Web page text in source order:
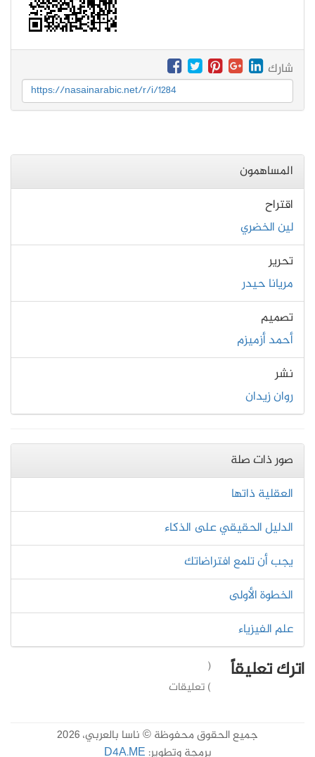
شارك
https://nasainarabic.net/r/i/1284
المساهمون
اقتراح
لين الخضري
تحرير
مريانا حيدر
تصميم
أحمد أزميزم
نشر
روان زيدان
صور ذات صلة
العقلية ذاتها
الدليل الحقيقي على الذكاء
يجب أن تلمع افتراضاتك
الخطوة الأولى
علم الفيزياء
اترك تعليقاً
(
) تعليقات
جميع الحقوق محفوظة © ناسا بالعربي، 2026
برمجة وتطوير: D4A.ME